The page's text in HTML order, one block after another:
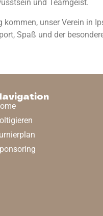
und Teamgeist.
unser Verein in
Spaß und der